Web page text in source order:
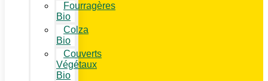
Fourragères
Bio
Colza
Bio
Couverts
Végétaux
Bio